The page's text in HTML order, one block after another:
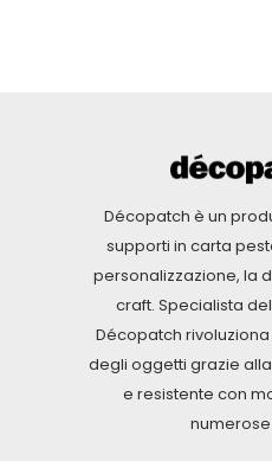
Décopatch è un
supporti in carta
personalizzazione, la
craft. Specialista del
Décopatch
degli oggetti grazie
e resistente con